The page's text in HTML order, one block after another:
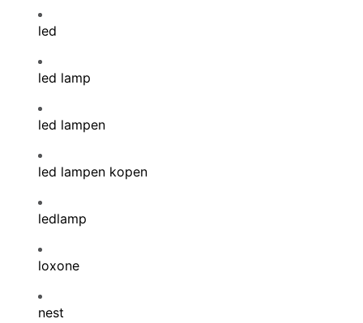
led
led lamp
led lampen
led lampen kopen
ledlamp
loxone
nest